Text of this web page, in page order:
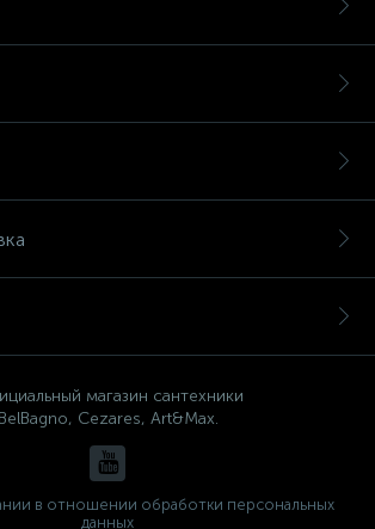
магазин сантехники
BelBagno, Cezares, Art&Max.
в отношении обработки персональных
данных